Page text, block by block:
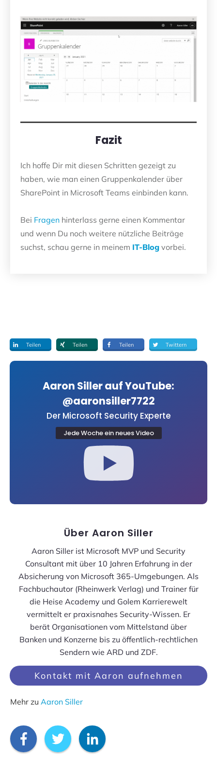
Fazit
Ich hoffe Dir mit diesen Schritten gezeigt zu
haben, wie man einen Gruppenkalender über
SharePoint in Microsoft Teams einbinden kann.
Bei Fragen hinterlass gerne einen Kommentar
und wenn Du noch weitere nützliche Beiträge
suchst, schau gerne in meinem IT-Blog vorbei.
Teilen Teilen Teilen Twittern
Aaron Siller auf YouTube:
@aaronsiller7722
Der Microsoft Security Experte
Jede Woche ein neues Video
Über Aaron Siller
Aaron Siller ist Microsoft MVP und Security
Consultant mit über 10 Jahren Erfahrung in der
Absicherung von Microsoft 365-Umgebungen. Als
Fachbuchautor (Rheinwerk Verlag) und Trainer für
die Heise Academy und Golem Karrierewelt
vermittelt er praxisnahes Security-Wissen. Er
berät Organisationen vom Mittelstand über
Banken und Konzerne bis zu öffentlich-rechtlichen
Sendern wie ARD und ZDF.
Kontakt mit Aaron aufnehmen
Mehr zu Aaron Siller